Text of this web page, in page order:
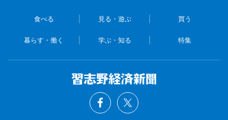
食べる 見る・遊ぶ 買う
暮らす・働く 学ぶ・知る 特集